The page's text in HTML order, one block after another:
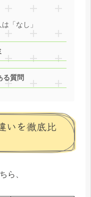
「なし」
る質問
いを徹底比
ら、